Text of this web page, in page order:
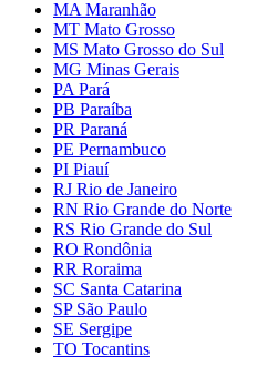
MA Maranhão
MT Mato Grosso
MS Mato Grosso do Sul
MG Minas Gerais
PA Pará
PB Paraíba
PR Paraná
PE Pernambuco
PI Piauí
RJ Rio de Janeiro
RN Rio Grande do Norte
RS Rio Grande do Sul
RO Rondônia
RR Roraima
SC Santa Catarina
SP São Paulo
SE Sergipe
TO Tocantins